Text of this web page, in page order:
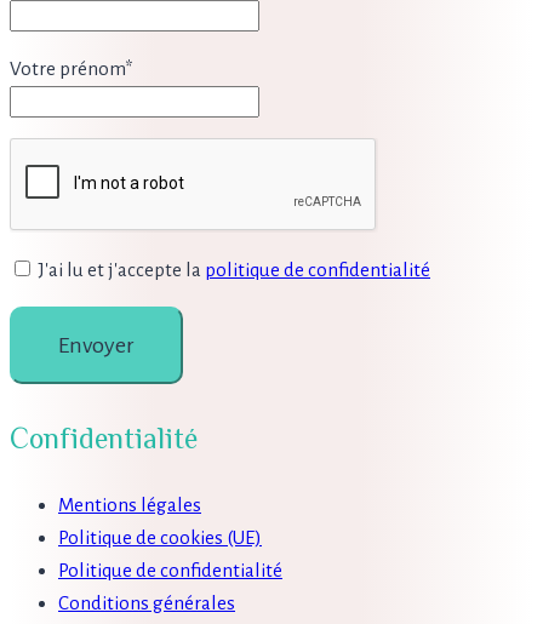
Votre prénom*
J'ai lu et j'accepte la politique de confidentialité
Confidentialité
Mentions légales
Politique de cookies (UE)
Politique de confidentialité
Conditions générales